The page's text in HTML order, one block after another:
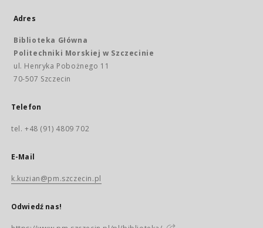
Adres
Biblioteka Główna
Politechniki Morskiej w Szczecinie
ul. Henryka Pobożnego 11
70-507 Szczecin
Telefon
tel. +48 (91) 4809 702
E-Mail
k.kuzian@pm.szczecin.pl
Odwiedź nas!